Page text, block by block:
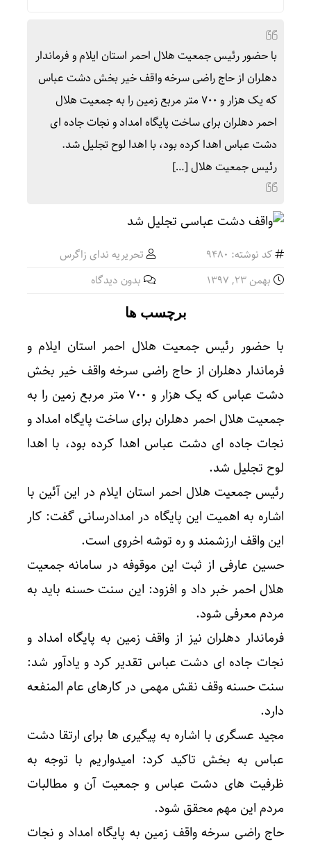
با حضور رئیس جمعیت هلال احمر استان ایلام و فرماندار
دهلران از حاج راضی سرخه واقف خیر بخش دشت عباس
که یک هزار و ۷۰۰ متر مربع زمین را به جمعیت هلال
احمر دهلران برای ساخت پایگاه امداد و نجات جاده ای
دشت عباس اهدا کرده بود، با اهدا لوح تجلیل شد.
رئیس جمعیت هلال […]
کد نوشته: 9480
تحریریه ندای زاگرس
بهمن ۲۳, ۱۳۹۷
بدون دیدگاه
برچسب ها
با حضور رئیس جمعیت هلال احمر استان ایلام و
فرماندار دهلران از حاج راضی سرخه واقف خیر بخش
دشت عباس که یک هزار و ۷۰۰ متر مربع زمین را به
جمعیت هلال احمر دهلران برای ساخت پایگاه امداد و
نجات جاده ای دشت عباس اهدا کرده بود، با اهدا
لوح تجلیل شد.
رئیس جمعیت هلال احمر استان ایلام در این آئین با
اشاره به اهمیت این پایگاه در امدادرسانی گفت: کار
این واقف ارزشمند و ره توشه اخروی است.
حسین عارفی از ثبت این موقوفه در سامانه جمعیت
هلال احمر خبر داد و افزود: این سنت حسنه باید به
مردم معرفی شود.
فرماندار دهلران نیز از واقف زمین به پایگاه امداد و
نجات جاده ای دشت عباس تقدیر کرد و یادآور شد:
سنت حسنه وقف نقش مهمی در کارهای عام المنفعه
دارد.
مجید عسگری با اشاره به پیگیری ها برای ارتقا دشت
عباس به بخش تاکید کرد: امیدواریم با توجه به
ظرفیت های دشت عباس و جمعیت آن و مطالبات
مردم این مهم محقق شود.
حاج راضی سرخه واقف زمین به پایگاه امداد و نجات